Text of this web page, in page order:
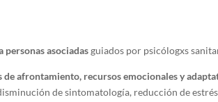
personas asociadasguiados por psicólogxs
de afrontamiento, recursos emocionales y
de sintomatología, reducción de